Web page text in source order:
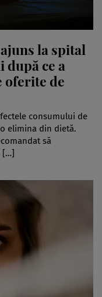
la spital
ce a
oferite de
consumului de
elimina din dietă.
să
[…]